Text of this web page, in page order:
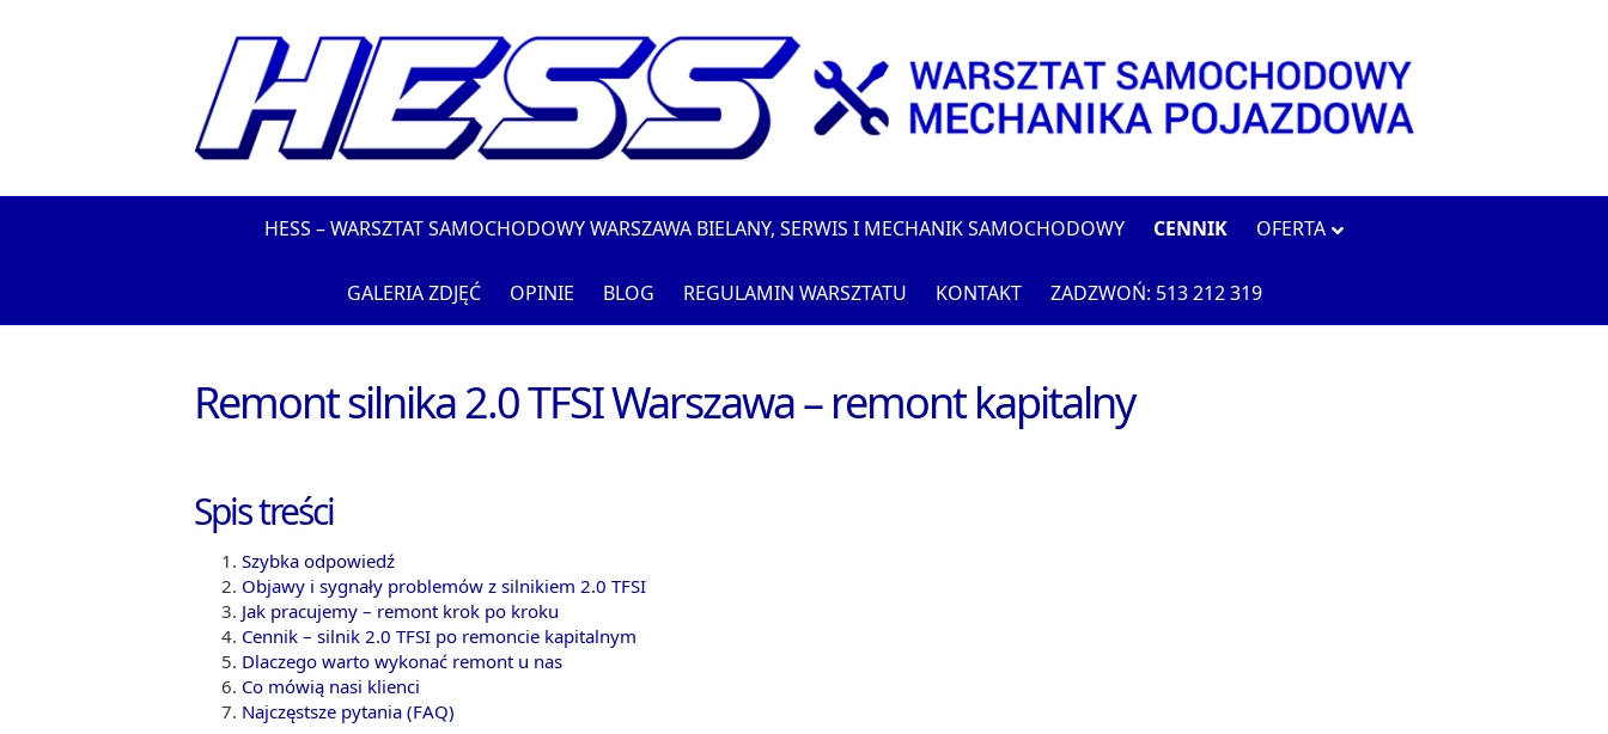
HESS – WARSZTAT SAMOCHODOWY WARSZAWA BIELANY, SERWIS I MECHANIK SAMOCHODOWY CENNIK OFERTA
GALERIA ZDJĘĆ OPINIE BLOG REGULAMIN WARSZTATU KONTAKT ZADZWOŃ: 513 212 319
Remont silnika 2.0 TFSI Warszawa – remont kapitalny
Spis treści
Szybka odpowiedź
Objawy i sygnały problemów z silnikiem 2.0 TFSI
Jak pracujemy – remont krok po kroku
Cennik – silnik 2.0 TFSI po remoncie kapitalnym
Dlaczego warto wykonać remont u nas
Co mówią nasi klienci
Najczęstsze pytania (FAQ)